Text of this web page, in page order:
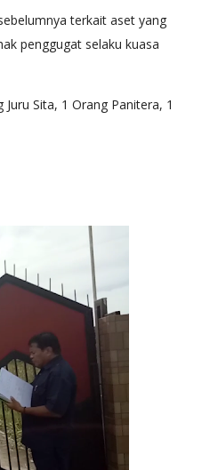
terkait aset yang
penggugat selaku kuasa
Sita, 1 Orang Panitera, 1
Jabat Ketua Ranting PPM Kecamatan
2020 Radio Nasional